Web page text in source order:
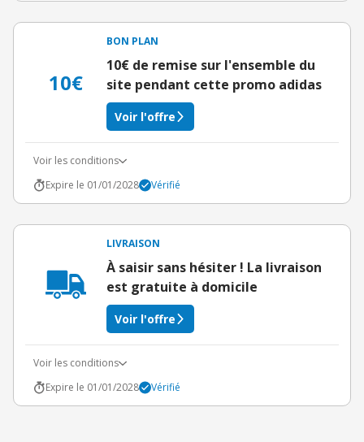
10€
BON PLAN
10€ de remise sur l'ensemble du
site pendant cette promo adidas
Voir l'offre
Voir les conditions
Expire le 01/01/2028
Vérifié
LIVRAISON
À saisir sans hésiter ! La livraison
est gratuite à domicile
Voir l'offre
Voir les conditions
Expire le 01/01/2028
Vérifié